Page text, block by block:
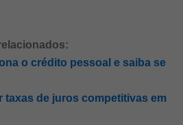
o crédito pessoal e saiba se
taxas de juros competitivas em